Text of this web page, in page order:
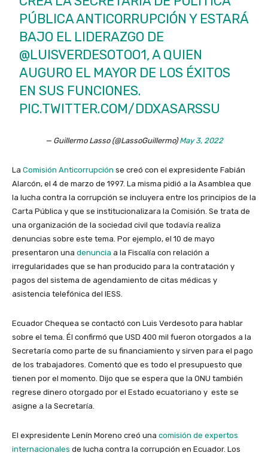
PÚBLICA ANTICORRUPCIÓN Y ESTARÁ
BAJO EL LIDERAZGO DE
@LUISVERDESOTOO1, A QUIEN
AUGURO EL MAYOR DE LOS ÉXITOS
EN SUS FUNCIONES.
PIC.TWITTER.COM/DDXASARSSU
— Guillermo Lasso (@LassoGuillermo)May 3, 2022
La Comisión Anticorrupción se creó con el expresidente Fabián
Alarcón, el 4 de marzo de 1997. La misma pidió a la Asamblea que
la lucha contra la corrupción se incluyera entre los principios de la
Carta Pública y que se institucionalizara la Comisión. Se trata de
una organización de la sociedad civil que todavía realiza
denuncias sobre este tema. Por ejemplo, el 10 de mayo
presentaron una denuncia a la Fiscalía con relación a
irregularidades que se han producido para la contratación y
pagos del sistema de agendamiento de citas médicas y
asistencia telefónica del IESS.
Ecuador Chequea se contactó con Luis Verdesoto para hablar
sobre el tema. Él confirmó que USD 400 mil fueron otorgados a la
Secretaría como parte de su financiamiento y sirven para el pago
de los trabajadores. Comentó que es todo el presupuesto que
tienen por el momento. Dijo que se espera que la ONU también
regrese dinero otorgado por el Estado ecuatoriano y este se
asigne a la Secretaría.
El expresidente Lenín Moreno creó una comisión de expertos
internacionales de lucha contra la corrupción en Ecuador. Los